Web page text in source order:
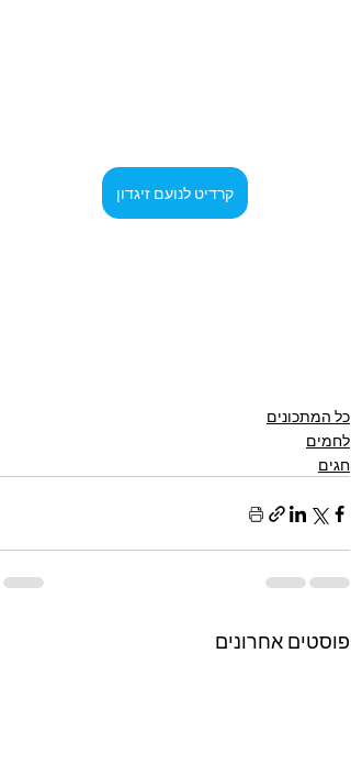
קרדיט לנועם זיגדון
כל המתכונים
לחמים
חגים
פוסטים אחרונים